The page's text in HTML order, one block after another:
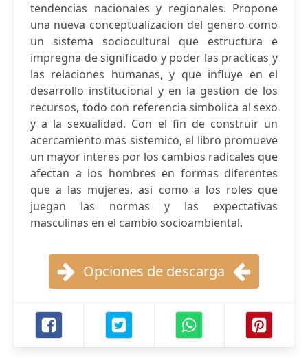
tendencias nacionales y regionales. Propone
una nueva conceptualizacion del genero como
un sistema sociocultural que estructura e
impregna de significado y poder las practicas y
las relaciones humanas, y que influye en el
desarrollo institucional y en la gestion de los
recursos, todo con referencia simbolica al sexo
y a la sexualidad. Con el fin de construir un
acercamiento mas sistemico, el libro promueve
un mayor interes por los cambios radicales que
afectan a los hombres en formas diferentes
que a las mujeres, asi como a los roles que
juegan las normas y las expectativas
masculinas en el cambio socioambiental.
Opciones de descarga